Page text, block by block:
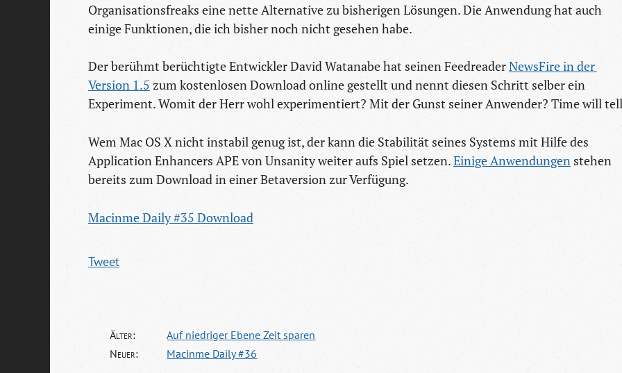
Organisationsfreaks eine nette Alternative zu bisherigen Lösungen. Die Anwendung hat auch
einige Funktionen, die ich bisher noch nicht gesehen habe.
Der berühmt berüchtigte Entwickler David Watanabe hat seinen FeedreaderNewsFire in der
Version 1.5 zum kostenlosen Download online gestellt und nennt diesen Schritt selber ein
Experiment. Womit der Herr wohl experimentiert? Mit der Gunst seiner Anwender? Time will
Wem Mac OS X nicht instabil genug ist, der kann die Stabilität seines Systems mit Hilfe des
Application Enhancers APE von Unsanity weiter aufs Spiel setzen.Einige Anwendungen stehen
bereits zum Download in einer Betaversion zur Verfügung.
Macinme Daily #35 Download
Tweet
Älter:
Auf niedriger Ebene Zeit sparen
Neuer:
Macinme Daily #36